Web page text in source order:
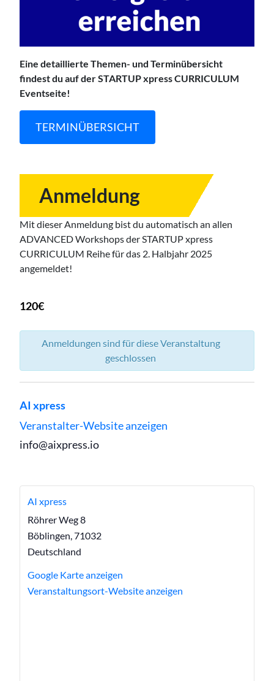
Eine detaillierte Themen- und Terminübersicht
findest du auf der STARTUP xpress CURRICULUM
Eventseite!
TERMINÜBERSICHT
Anmeldung
Mit dieser Anmeldung bist du automatisch an allen
ADVANCED Workshops der STARTUP xpress
CURRICULUM Reihe für das 2. Halbjahr 2025
angemeldet!
120€
Anmeldungen sind für diese Veranstaltung
geschlossen
AI xpress
Veranstalter-Website anzeigen
info@aixpress.io
AI xpress
Röhrer Weg 8
Böblingen,71032
Deutschland
Google Karte anzeigen
Veranstaltungsort-Website anzeigen